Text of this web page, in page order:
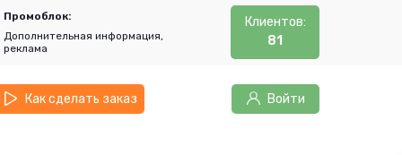
Промоблок:
Дополнительная информация,
реклама
Клиентов:
81
Как сделать заказ Войти